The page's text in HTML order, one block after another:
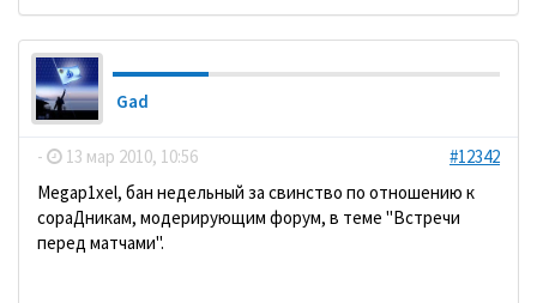
Gad
- 13 мар 2010, 10:56
#12342
Megap1xel, бан недельный за свинство по отношению к
сораДникам, модерирующим форум, в теме "Встречи
перед матчами".